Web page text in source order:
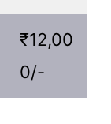
₹12,00
0/-